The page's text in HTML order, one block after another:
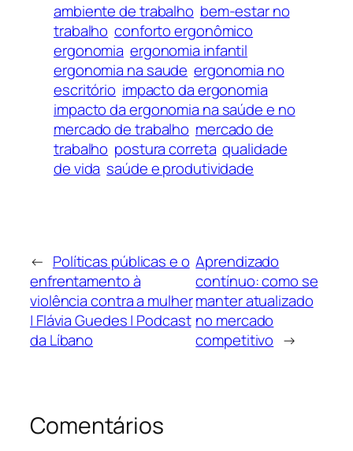
ambiente de trabalho bem-estar no
trabalho conforto ergonômico
ergonomia ergonomia infantil
ergonomia na saude ergonomia no
escritório impacto da ergonomia
impacto da ergonomia na saúde e no
mercado de trabalho mercado de
trabalho postura correta qualidade
de vida saúde e produtividade
← Políticas públicas e o
enfrentamento à
violência contra a mulher
| Flávia Guedes | Podcast
da Líbano
Aprendizado
contínuo: como se
manter atualizado
no mercado
competitivo →
Comentários